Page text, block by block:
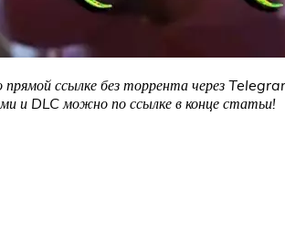
ссылке без торрента через
и DLC можно по ссылке в конце статьи!